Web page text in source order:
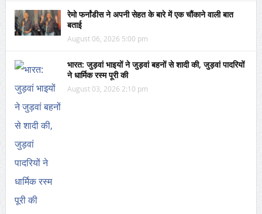
रेमो फर्नांडीस ने अपनी सेहत के बारे में एक चौंकाने वाली बात
बताई
August 06, 2026 5:00 pm
भारत: जुड़वां भाइयों ने जुड़वां बहनों से शादी की, जुड़वां पादरियों
ने धार्मिक रस्म पूरी की
August 03, 2026 2:10 pm